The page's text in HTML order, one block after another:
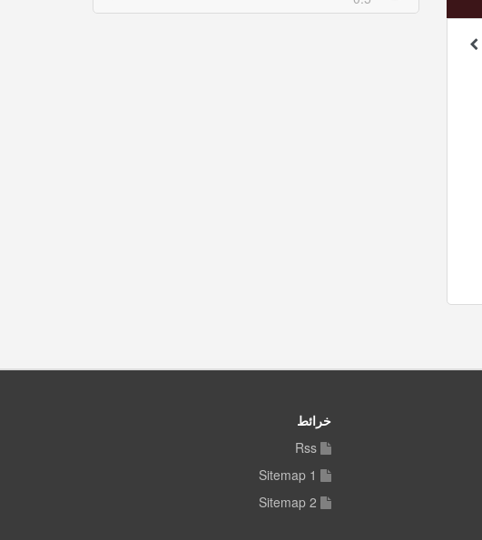
خرائط
Rss
Sitemap 1
Sitemap 2